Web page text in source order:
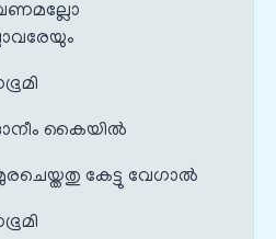
കൈയിൽ
കേട്ടു വേഗാൽ